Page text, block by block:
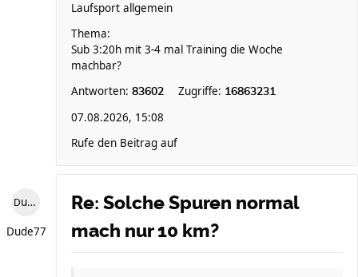
Laufsport allgemein
Thema:
Sub 3:20h mit 3-4 mal Training die Woche
machbar?
Antworten: 83602 Zugriffe: 16863231
07.08.2026, 15:08
Rufe den Beitrag auf
Dude77
Dude77
Re: Solche Spuren normal
mach nur 10 km?